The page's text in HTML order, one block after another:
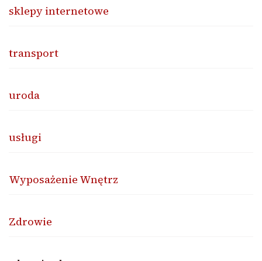
sklepy internetowe
transport
uroda
usługi
Wyposażenie Wnętrz
Zdrowie